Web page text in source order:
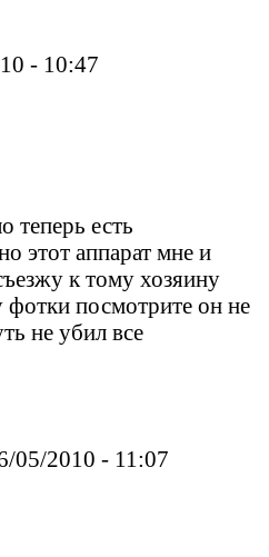
- 10:47
теперь есть
этот аппарат мне и
к тому хозяину
посмотрите он не
не убил все
05/2010 - 11:07